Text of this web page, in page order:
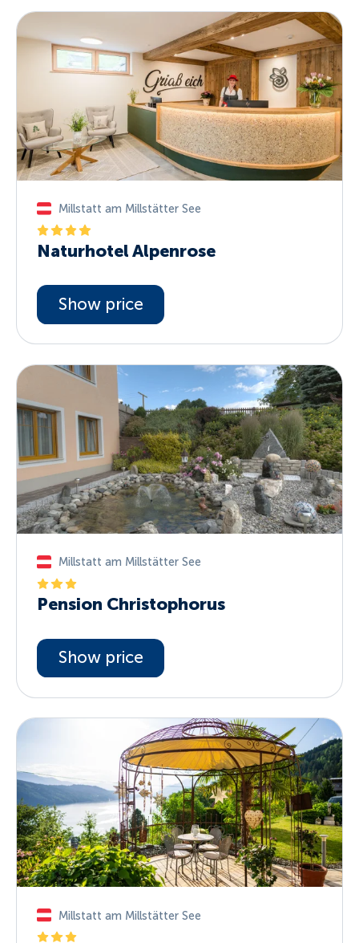
Millstatt am Millstätter See
Naturhotel Alpenrose
Show price
Millstatt am Millstätter See
Pension Christophorus
Show price
Millstatt am Millstätter See